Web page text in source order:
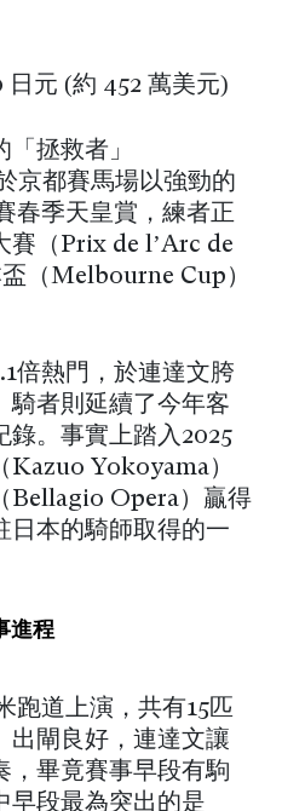
元 (約 452 萬美元)
拯救者」
京都賽馬場以強勁的
春季天皇賞，練者正
賽（Prix de l’Arc de
（Melbourne Cup）
倍熱門，於連達文胯
騎者則延續了今年客
錄。事實上踏入2025
Kazuo Yokoyama）
Bellagio Opera）贏得
日本的騎師取得的一
進程
跑道上演，共有15匹
出閘良好，連達文讓
，畢竟賽事早段有駒
早段最為突出的是